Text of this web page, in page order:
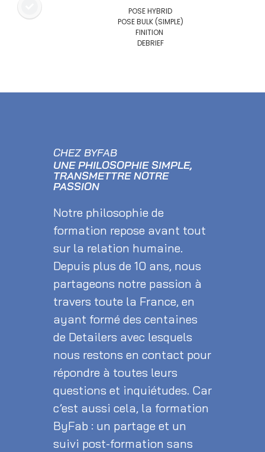
POSE HYBRID
POSE BULK (SIMPLE)
FINITION
DEBRIEF
CHEZ BYFAB
UNE PHILOSOPHIE SIMPLE,
TRANSMETTRE NOTRE
PASSION
Notre philosophie de
formation repose avant tout
sur la relation humaine.
Depuis plus de 10 ans, nous
partageons notre passion à
travers toute la France, en
ayant formé des centaines
de Detailers avec lesquels
nous restons en contact pour
répondre à toutes leurs
questions et inquiétudes. Car
c’est aussi cela, la formation
ByFab : un partage et un
suivi post-formation sans